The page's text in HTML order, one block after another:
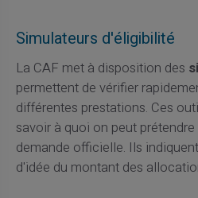
Simulateurs d'éligibilité
La CAF met à disposition des
permettent de vérifier
différentes prestations. Ces
savoir à quoi on peut
demande officielle. Ils
d'idée du montant des